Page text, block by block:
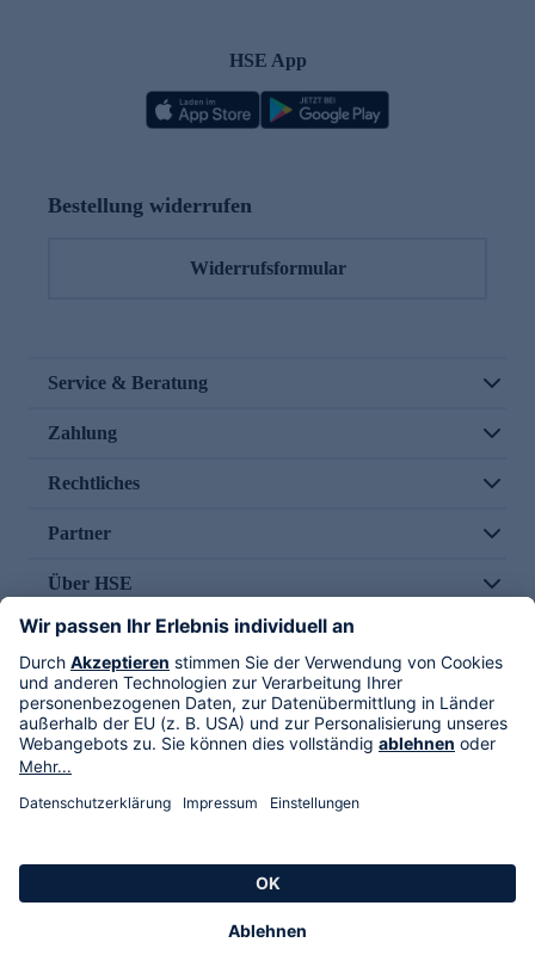
HSE App
Bestellung widerrufen
Widerrufsformular
Service & Beratung
Zahlung
Rechtliches
Partner
Über HSE
Im TV
HSE International